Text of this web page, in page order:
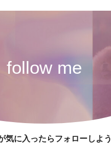
follow me
気に入ったらフォローしよう